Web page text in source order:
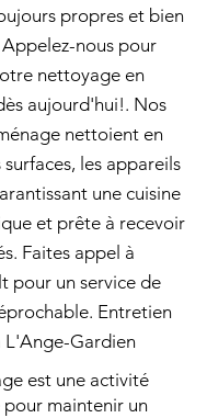
propres et bien
nous pour
nettoyage en
aujourd'hui!. Nos
nettoient en
les appareils
une cuisine
et prête à recevoir
Faites appel à
pour un service de
Entretien
L'Ange-Gardien
est une activité
pour maintenir un